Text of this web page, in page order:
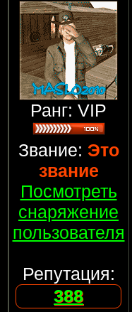
Ранг: VIP
Звание: Это
звание
Посмотреть
снаряжение
пользователя
Репутация:
388